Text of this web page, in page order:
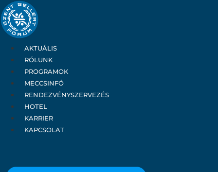
Ugrás
a
tartalomhoz
AKTUÁLIS
RÓLUNK
PROGRAMOK
MECCSINFÓ
RENDEZVÉNYSZERVEZÉS
HOTEL
KARRIER
KAPCSOLAT